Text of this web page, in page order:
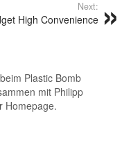
Next:
High Convenience
Plastic Bomb
mit Philipp
Homepage.